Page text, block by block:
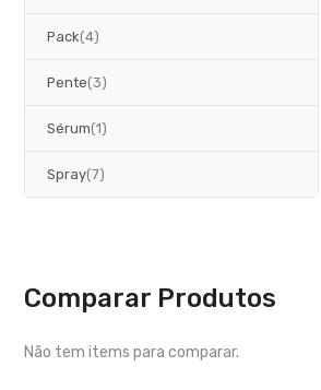
Pack 4
artigos
Pente 3
artigos
Sérum 1
artigo
Spray 7
artigos
Comparar Produtos
Não tem items para comparar.